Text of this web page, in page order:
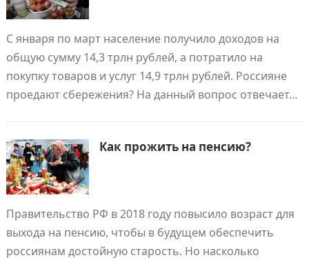
С января по март население получило доходов на
общую сумму 14,3 трлн рублей, а потратило на
покупку товаров и услуг 14,9 трлн рублей. Россияне
проедают сбережения? На данный вопрос отвечает…
Как прожить на пенсию?
Правительство РФ в 2018 году повысило возраст для
выхода на пенсию, чтобы в будущем обеспечить
россиянам достойную старость. Но насколько